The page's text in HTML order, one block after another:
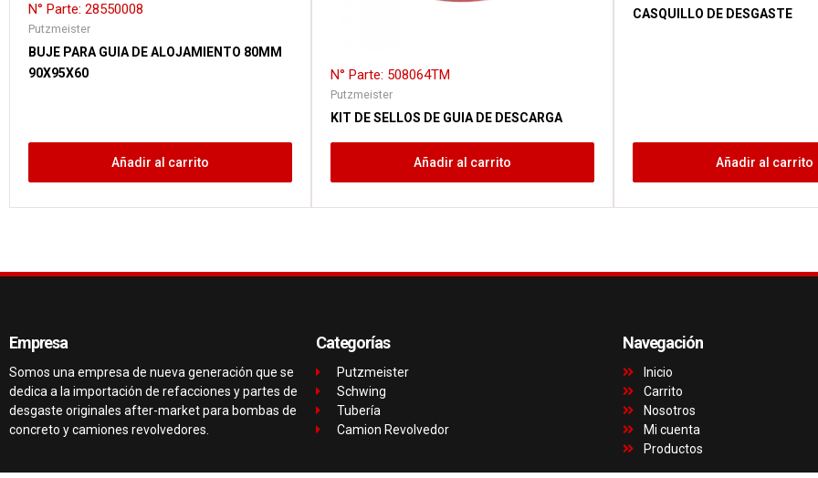
N° Parte: 28550008
Putzmeister
BUJE PARA GUIA DE ALOJAMIENTO 80MM
90X95X60
Añadir al carrito
N° Parte: 508064TM
Putzmeister
KIT DE SELLOS DE GUIA DE DESCARGA
Añadir al carrito
CASQUILLO DE DESGASTE
Añadir al carrito
Empresa
Somos una empresa de nueva generación que se
dedica a la importación de refacciones y partes de
desgaste originales after-market para bombas de
concreto y camiones revolvedores.
Categorías
Putzmeister
Schwing
Tubería
Camion Revolvedor
Navegación
Inicio
Carrito
Nosotros
Mi cuenta
Productos